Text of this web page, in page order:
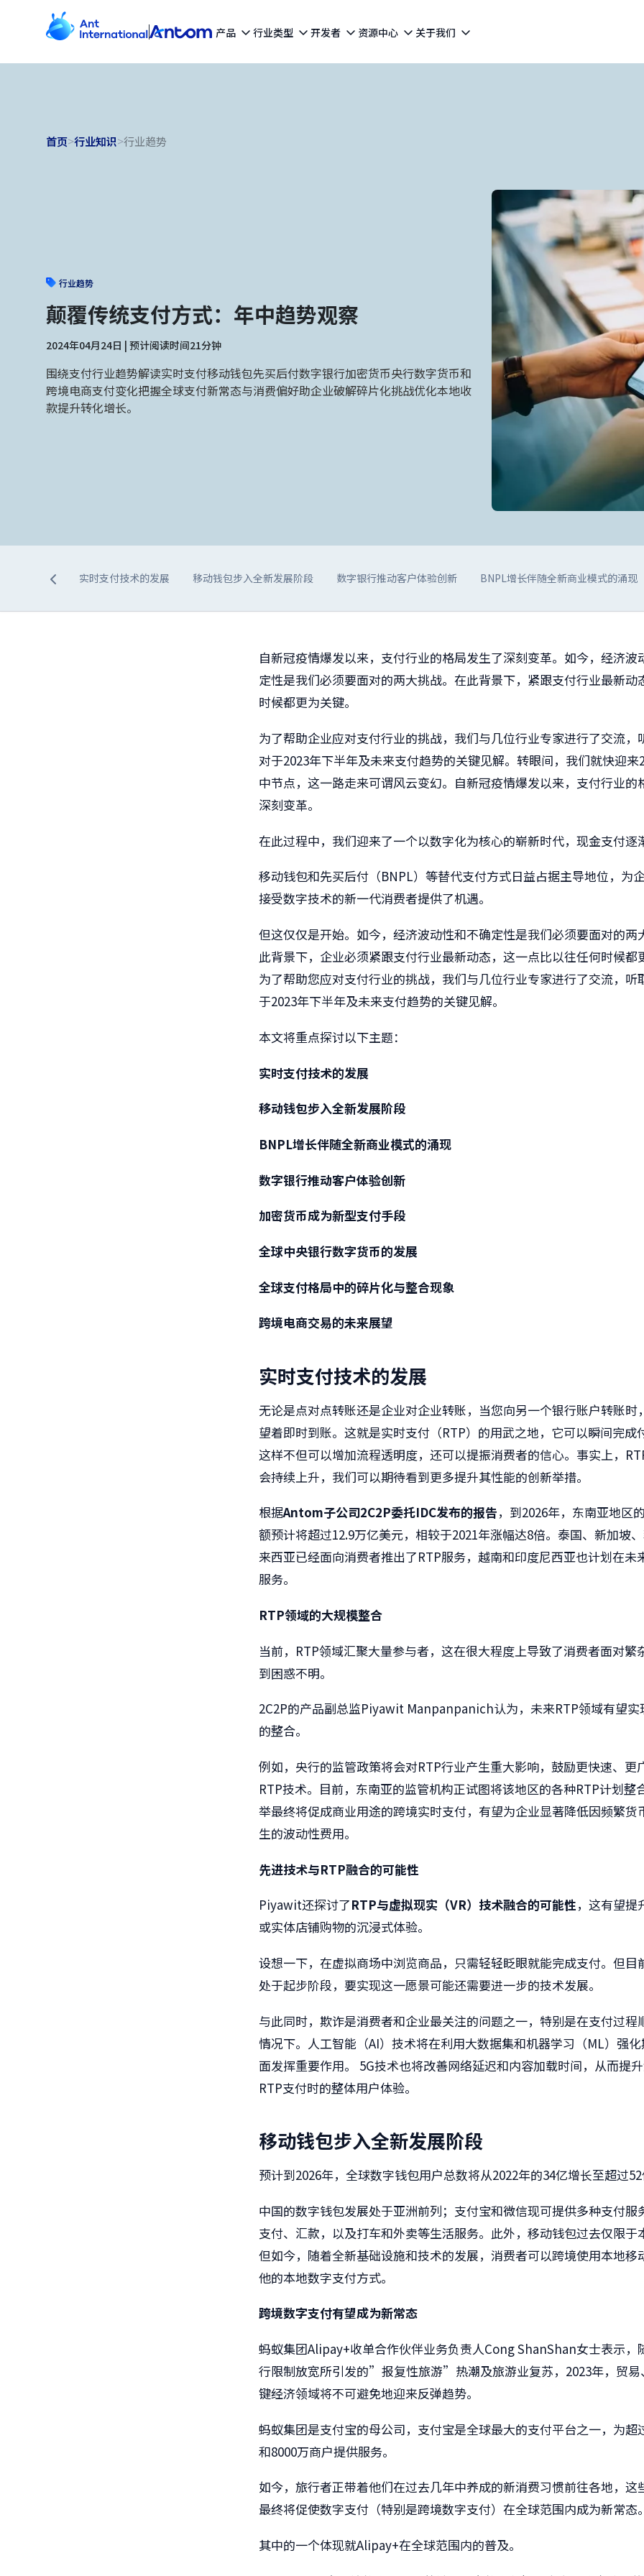
产品 行业类型 开发者 资源中心 关于我们
首页>行业知识>行业趋势
行业趋势
颠覆传统支付方式：年中趋势观察
2024年04月24日 | 预计阅读时间21分钟
围绕支付行业趋势解读实时支付移动钱包先买后付数字银行加密货币央行数字货币和
跨境电商支付变化把握全球支付新常态与消费偏好助企业破解碎片化挑战优化本地收
款提升转化增长。
实时支付技术的发展 移动钱包步入全新发展阶段 数字银行推动客户体验创新 BNPL增长伴随全新商业模式的涌现
自新冠疫情爆发以来，支付行业的格局发生了深刻变革。如今，经济波
定性是我们必须要面对的两大挑战。在此背景下，紧跟支付行业最新动
时候都更为关键。
为了帮助企业应对支付行业的挑战，我们与几位行业专家进行了交流，
对于2023年下半年及未来支付趋势的关键见解。转眼间，我们就快迎来
中节点，这一路走来可谓风云变幻。自新冠疫情爆发以来，支付行业的
深刻变革。
在此过程中，我们迎来了一个以数字化为核心的崭新时代，现金支付逐
移动钱包和先买后付（BNPL）等替代支付方式日益占据主导地位，为
接受数字技术的新一代消费者提供了机遇。
但这仅仅是开始。如今，经济波动性和不确定性是我们必须要面对的两
此背景下，企业必须紧跟支付行业最新动态，这一点比以往任何时候都
为了帮助您应对支付行业的挑战，我们与几位行业专家进行了交流，听
于2023年下半年及未来支付趋势的关键见解。
本文将重点探讨以下主题：
实时支付技术的发展
移动钱包步入全新发展阶段
BNPL增长伴随全新商业模式的涌现
数字银行推动客户体验创新
加密货币成为新型支付手段
全球中央银行数字货币的发展
全球支付格局中的碎片化与整合现象
跨境电商交易的未来展望
实时支付技术的发展
无论是点对点转账还是企业对企业转账，当您向另一个银行账户转账时
望着即时到账。这就是实时支付（RTP）的用武之地，它可以瞬间完成
这样不但可以增加流程透明度，还可以提振消费者的信心。事实上，
会持续上升，我们可以期待看到更多提升其性能的创新举措。
根据Antom子公司2C2P委托IDC发布的报告，到2026年，东南亚地区
额预计将超过12.9万亿美元，相较于2021年涨幅达8倍。泰国、新加坡
来西亚已经面向消费者推出了RTP服务，越南和印度尼西亚也计划在未
服务。
RTP领域的大规模整合
当前，RTP领域汇聚大量参与者，这在很大程度上导致了消费者面对繁
到困惑不明。
2C2P的产品副总监Piyawit Manpanpanich认为，未来RTP领域有望实
的整合。
例如，央行的监管政策将会对RTP行业产生重大影响，鼓励更快速、更
RTP技术。目前，东南亚的监管机构正试图将该地区的各种RTP计划整
举最终将促成商业用途的跨境实时支付，有望为企业显著降低因频繁货
生的波动性费用。
先进技术与RTP融合的可能性
Piyawit还探讨了RTP与虚拟现实（VR）技术融合的可能性，这有望提
或实体店铺购物的沉浸式体验。
设想一下，在虚拟商场中浏览商品，只需轻轻眨眼就能完成支付。但目
处于起步阶段，要实现这一愿景可能还需要进一步的技术发展。
与此同时，欺诈是消费者和企业最关注的问题之一，特别是在支付过程
情况下。人工智能（AI）技术将在利用大数据集和机器学习（ML）强
面发挥重要作用。 5G技术也将改善网络延迟和内容加载时间，从而提
RTP支付时的整体用户体验。
移动钱包步入全新发展阶段
预计到​2026年，​全球数字钱包用户总数将从2022年的34亿增长至超过52
中国的数字钱​包发展处于亚洲前列；支付宝和微信​现可提供多种支付服
支付、汇款，以及打车和外卖等生活服务。此外，移动钱包过去仅限于
但如今，随着全新基础设施和技术的发展，消费者可以跨境使用本地移
他的本地数字支付方式。
跨境数字支付有望成为新常态
蚂蚁集团Alipay+收​单合作伙伴​业务负责人Cong ShanShan女士表示，
行限制放宽所引发的”报复性旅游”热潮及旅游业复苏，2023年，贸易
键经济领域将不可避免地迎来反弹趋势。
蚂蚁集团是支付宝的母公司，支付宝是全球最大的支付平台之一，为超
和8000万商户提供服务。
如今，旅行者正带着他们在过去几年中养成的新消费习惯前往各地，这
最终将促使数字支付（特别是跨境数字支付）在全球范围内成为新常态。
其中的一个体现就Alipay+在全球范围内的普及。